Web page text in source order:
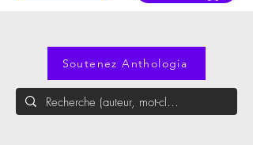
Soutenez Anthologia